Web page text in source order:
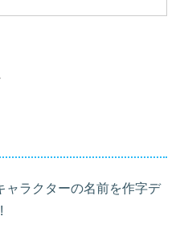
ャラクターの名前を作字デ